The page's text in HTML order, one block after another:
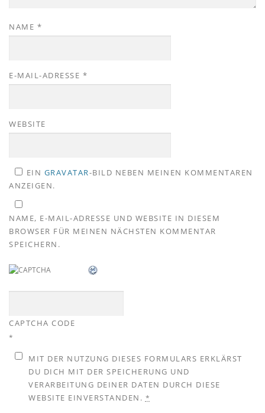
NAME *
E-MAIL-ADRESSE *
WEBSITE
EIN GRAVATAR-BILD NEBEN MEINEN KOMMENTAREN
ANZEIGEN.
NAME, E-MAIL-ADRESSE UND WEBSITE IN DIESEM
BROWSER FÜR MEINEN NÄCHSTEN KOMMENTAR
SPEICHERN.
CAPTCHA CODE
*
MIT DER NUTZUNG DIESES FORMULARS ERKLÄRST
DU DICH MIT DER SPEICHERUNG UND
VERARBEITUNG DEINER DATEN DURCH DIESE
WEBSITE EINVERSTANDEN. *